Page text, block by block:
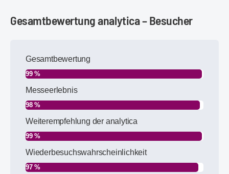
Gesamtbewertung analytica – Besucher
Gesamtbewertung
99 %
Messeerlebnis
98 %
Weiterempfehlung der analytica
99 %
Wiederbesuchswahrscheinlichkeit
97 %